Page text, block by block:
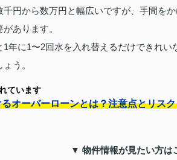
千円から数万円と幅広いですが、手間を
あります。
1年に1〜2回水を入れ替えるだけできれ
う。
ています
オーバーローンとは？注意点とリス
▼ 物件情報が見たい方は